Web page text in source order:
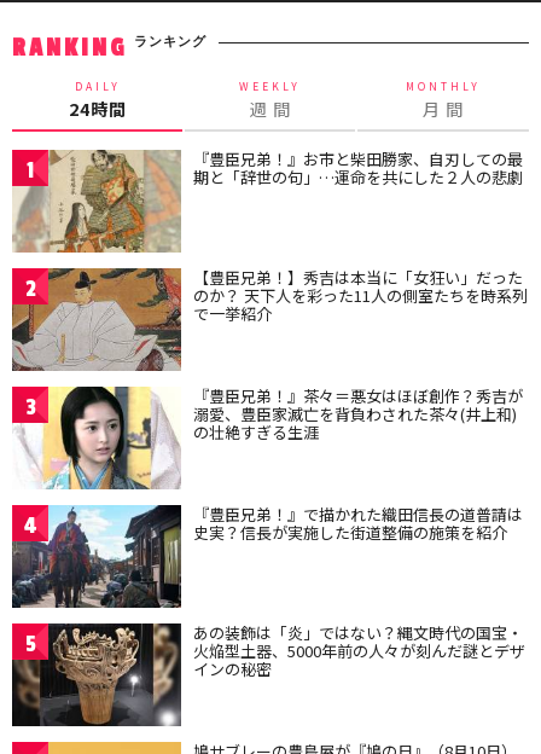
RANKING ランキング
DAILY
24時間
WEEKLY
週 間
MONTHLY
月 間
1 『豊臣兄弟！』お市と柴田勝家、自刃しての最
期と「辞世の句」…運命を共にした２人の悲劇
2 【豊臣兄弟！】秀吉は本当に「女狂い」だった
のか？ 天下人を彩った11人の側室たちを時系列
で一挙紹介
3 『豊臣兄弟！』茶々＝悪女はほぼ創作？秀吉が
溺愛、豊臣家滅亡を背負わされた茶々(井上和)
の壮絶すぎる生涯
4 『豊臣兄弟！』で描かれた織田信長の道普請は
史実？信長が実施した街道整備の施策を紹介
5 あの装飾は「炎」ではない？縄文時代の国宝・
火焔型土器、5000年前の人々が刻んだ謎とデザ
インの秘密